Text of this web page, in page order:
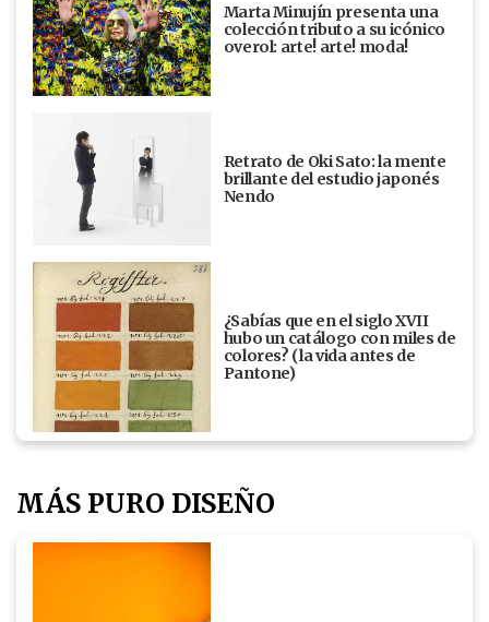
Marta Minujín presenta una
colección tributo a su icónico
overol: arte! arte! moda!
Retrato de Oki Sato: la mente
brillante del estudio japonés
Nendo
¿Sabías que en el siglo XVII
hubo un catálogo con miles de
colores? (la vida antes de
Pantone)
MÁS PURO DISEÑO